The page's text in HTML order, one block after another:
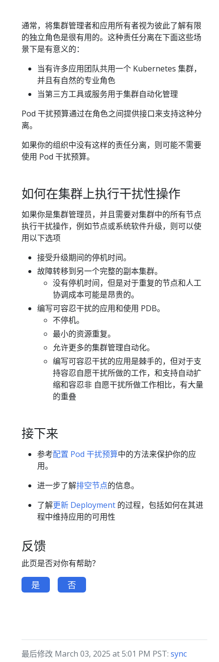
通常，将集群管理者和应用所有者视为彼此了解有限
的独立角色是很有用的。这种责任分离在下面这些场
景下是有意义的：
当有许多应用团队共用一个 Kubernetes 集群，
并且有自然的专业角色
当第三方工具或服务用于集群自动化管理
Pod 干扰预算通过在角色之间提供接口来支持这种分
离。
如果你的组织中没有这样的责任分离，则可能不需要
使用 Pod 干扰预算。
如何在集群上执行干扰性操作
如果你是集群管理员，并且需要对集群中的所有节点
执行干扰操作，例如节点或系统软件升级，则可以使
用以下选项
接受升级期间的停机时间。
故障转移到另一个完整的副本集群。
没有停机时间，但是对于重复的节点和人工
协调成本可能是昂贵的。
编写可容忍干扰的应用和使用 PDB。
不停机。
最小的资源重复。
允许更多的集群管理自动化。
编写可容忍干扰的应用是棘手的，但对于支
持容忍自愿干扰所做的工作，和支持自动扩
缩和容忍非 自愿干扰所做工作相比，有大量
的重叠
接下来
参考配置 Pod 干扰预算中的方法来保护你的应
用。
进一步了解排空节点的信息。
了解更新 Deployment 的过程，包括如何在其进
程中维持应用的可用性
反馈
此页是否对你有帮助？
是 否
最后修改 March 03, 2025 at 5:01 PM PST: sync